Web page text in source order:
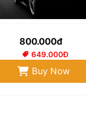
800.000đ
649.000Đ
Buy Now